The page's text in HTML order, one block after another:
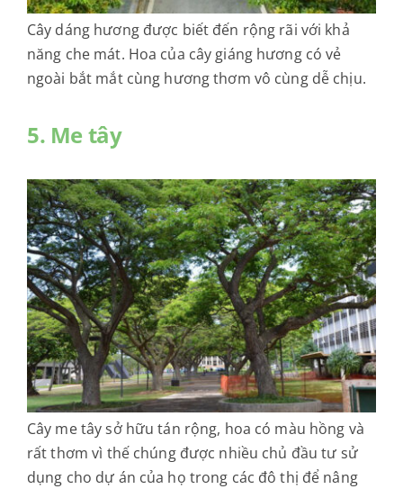
Cây dáng hương được biết đến rộng rãi với khả
năng che mát. Hoa của cây giáng hương có vẻ
ngoài bắt mắt cùng hương thơm vô cùng dễ chịu.
5. Me tây
Cây me tây sở hữu tán rộng, hoa có màu hồng và
rất thơm vì thế chúng được nhiều chủ đầu tư sử
dụng cho dự án của họ trong các đô thị để nâng